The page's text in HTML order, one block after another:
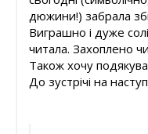
дюжини!) забрала
Виграшно і дуже
читала. Захоплено
Також хочу
До зустрічі на